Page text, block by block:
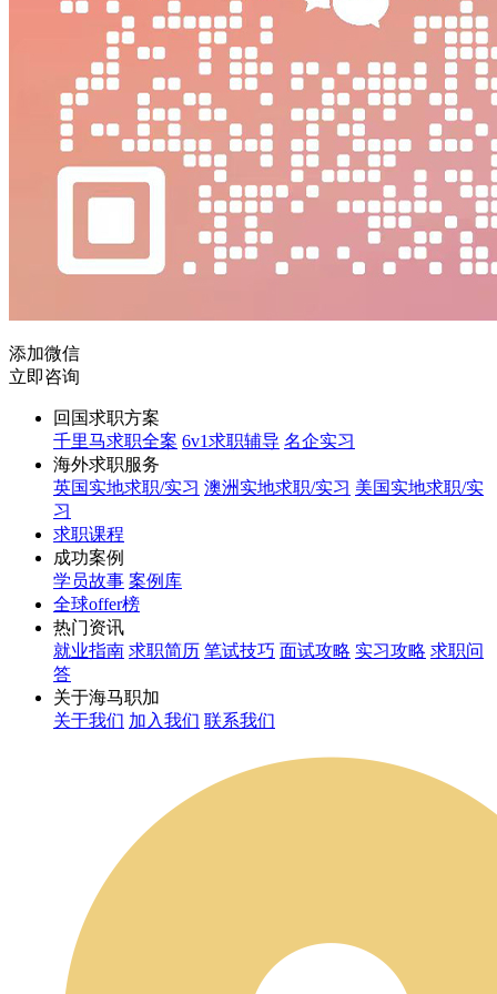
添加微信
立即咨询
回国求职方案
千里马求职全案 6v1求职辅导 名企实习
海外求职服务
英国实地求职/实习 澳洲实地求职/实习 美国实地求职/实
习
求职课程
成功案例
学员故事 案例库
全球offer榜
热门资讯
就业指南 求职简历 笔试技巧 面试攻略 实习攻略 求职问
答
关于海马职加
关于我们 加入我们 联系我们